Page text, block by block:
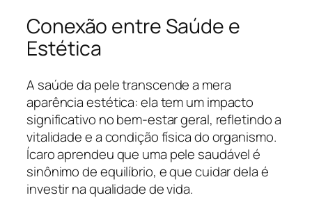
Conexão entre Saúde e
Estética
A saúde da pele transcende a mera
aparência estética: ela tem um impacto
significativo no bem-estar geral, refletindo a
vitalidade e a condição física do organismo.
Ícaro aprendeu que uma pele saudável é
sinônimo de equilíbrio, e que cuidar dela é
investir na qualidade de vida.